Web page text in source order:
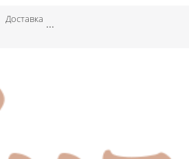
Доставка ...